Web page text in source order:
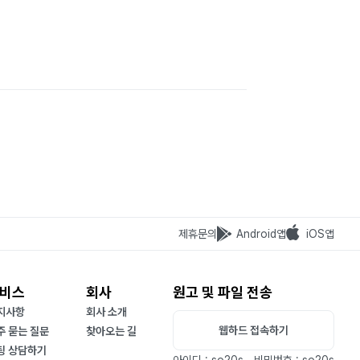
제휴문의 Android앱 iOS앱
스
사항
묻는 질문
상담하기
회사
회사 소개
찾아오는 길
원고 및 파일 전송
웹하드 접속하기